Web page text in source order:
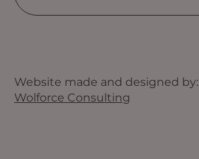
Website made and designed by:
Wolforce Consulting